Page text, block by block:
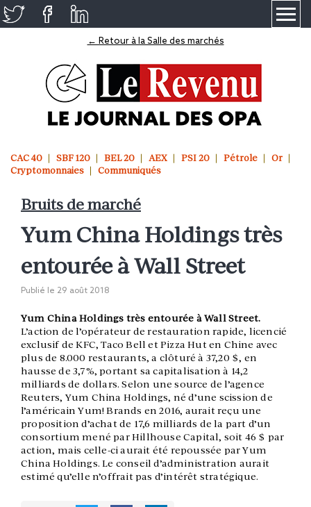
← Retour à la Salle des marchés
CAC 40 SBF 120 BEL 20 AEX PSI 20 Pétrole
Or
Cryptomonnaies
Communiqués
Bruits de marché
Yum China Holdings très
entourée à Wall Street
Publié le 29 août 2018
Yum China Holdings très entourée à Wall Street.
L’action de l’opérateur de restauration rapide, licencié
exclusif de KFC, Taco Bell et Pizza Hut en Chine avec
plus de 8.000 restaurants, a clôturé à 37,20 $, en
hausse de 3,7%, portant sa capitalisation à 14,2
milliards de dollars. Selon une source de l’agence
Reuters, Yum China Holdings, né d’une scission de
l’américain Yum! Brands en 2016, aurait reçu une
proposition d’achat de 17,6 milliards de la part d’un
consortium mené par Hillhouse Capital, soit 46 $ par
action, mais celle-ci aurait été repoussée par Yum
China Holdings. Le conseil d’administration aurait
estimé qu’elle n’offrait pas d’intérêt stratégique.